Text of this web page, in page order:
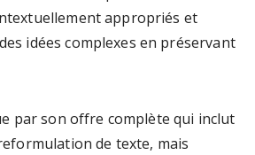
appropriés et
idées complexes en préservant
par son offre complète qui inclut
de texte, mais